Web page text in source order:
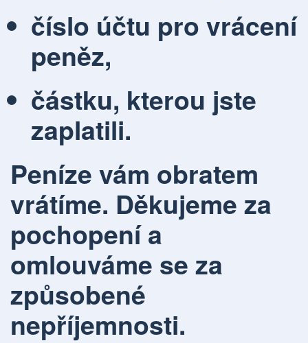
číslo účtu pro vrácení
peněz,
částku, kterou jste
zaplatili.
Peníze vám obratem
vrátíme. Děkujeme za
pochopení a
omlouváme se za
způsobené
nepříjemnosti.